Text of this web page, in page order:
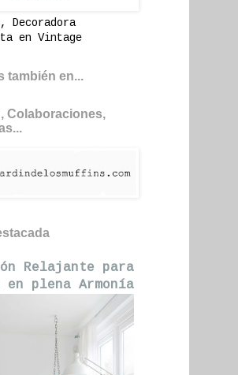
Decoradora
en Vintage
también en...
Colaboraciones,
Relajante para
en plena Armonía